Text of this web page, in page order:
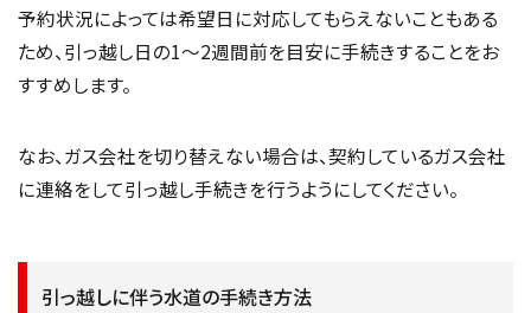
予約状況によっては希望日に対応してもらえないこともある
ため、引っ越し日の1〜2週間前を目安に手続きすることをお
すすめします。
なお、ガス会社を切り替えない場合は、契約しているガス会社
に連絡をして引っ越し手続きを行うようにしてください。
引っ越しに伴う水道の手続き方法